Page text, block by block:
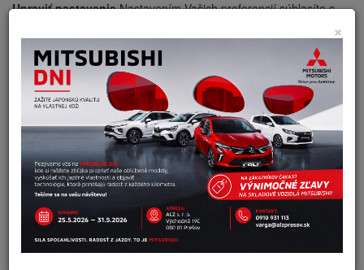
Upraviť nastavenie Nastavením Vašich preferencií súhlasíte s
Nevyhnutné cookies
Nevyhnutné cookies pomáhajú, aby bola webová
stránka použiteľná tak, že umožní základné funkcie,
ako jej správne načítanie a prístup k zabezpečeným
sekciám webovej stránky. Webová stránka nemôže
správne fungovať bez týchto cookies.
Obmedzenie ich spracúvania môže mať za následok
nesprávne fungovanie webstránky, alebo obmedzenie
funkcionality webovej stránky.
Právny základ spracúvania nevyhnutných cookies -
podľa zákona je možné nevyhnutné cookies spracúvať
bez udelenia súhlasu dotknutou osobou.
Switch
Pokročilé analytické funkcie
Analytické nástroje nám umožňujú zlepšovať
Switch
×